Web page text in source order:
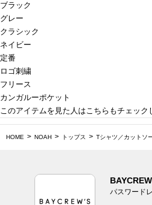
ブラック
グレー
クラシック
ネイビー
定番
ロゴ刺繍
フリース
カンガルーポケット
このアイテムを見た人はこちらもチェック
HOME NOAH トップス Tシャツ／カットソ
パスワード